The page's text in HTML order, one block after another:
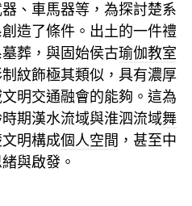
、車馬器等，為探討楚系
造了條件。出土的一件禮
葬，與固始侯古瑜伽教室
紋飾極其類似，具有濃厚
明交通融會的能夠。這為
期漢水流域與淮泗流域舞
明構成個人空間 ，甚至中
與啟發。